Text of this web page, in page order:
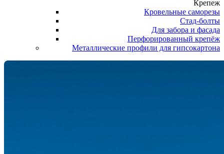
Крепеж
Кровельные саморезы
Стад-болты
Для забора и фасада
Перфорированный крепёж
Металлические профили для гипсокартона